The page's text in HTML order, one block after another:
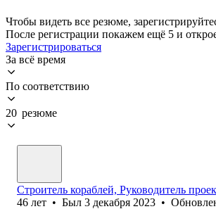
Чтобы видеть все резюме,
После регистрации покажем ещё 5 и
Зарегистрироваться
За всё время
По соответствию
20 резюме
Строитель кораблей, Руководитель
46 лет • Был 3 декабря 2023 •